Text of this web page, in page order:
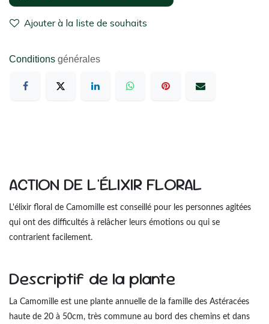
Ajouter à la liste de souhaits
Conditions générales
ACTION DE L'ÉLIXIR FLORAL
L'élixir floral de Camomille est conseillé pour les personnes agitées
qui ont des difficultés à relâcher leurs émotions ou qui se
contrarient facilement.
Descriptif de la plante
La Camomille est une plante annuelle de la famille des Astéracées
haute de 20 à 50cm, très commune au bord des chemins et dans